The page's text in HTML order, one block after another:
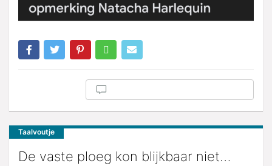
Taalvoutje
De vaste ploeg kon blijkbaar niet…